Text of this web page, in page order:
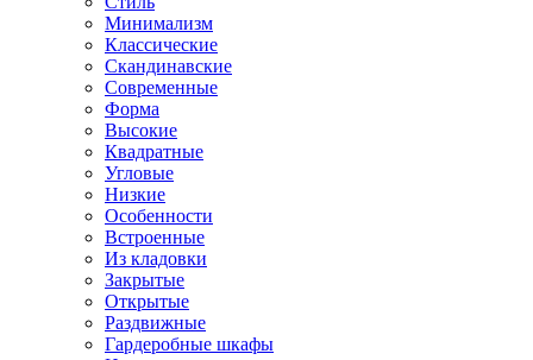
Минимализм
Классические
Скандинавские
Современные
Форма
Высокие
Квадратные
Угловые
Низкие
Особенности
Встроенные
Из кладовки
Закрытые
Открытые
Раздвижные
Гардеробные шкафы